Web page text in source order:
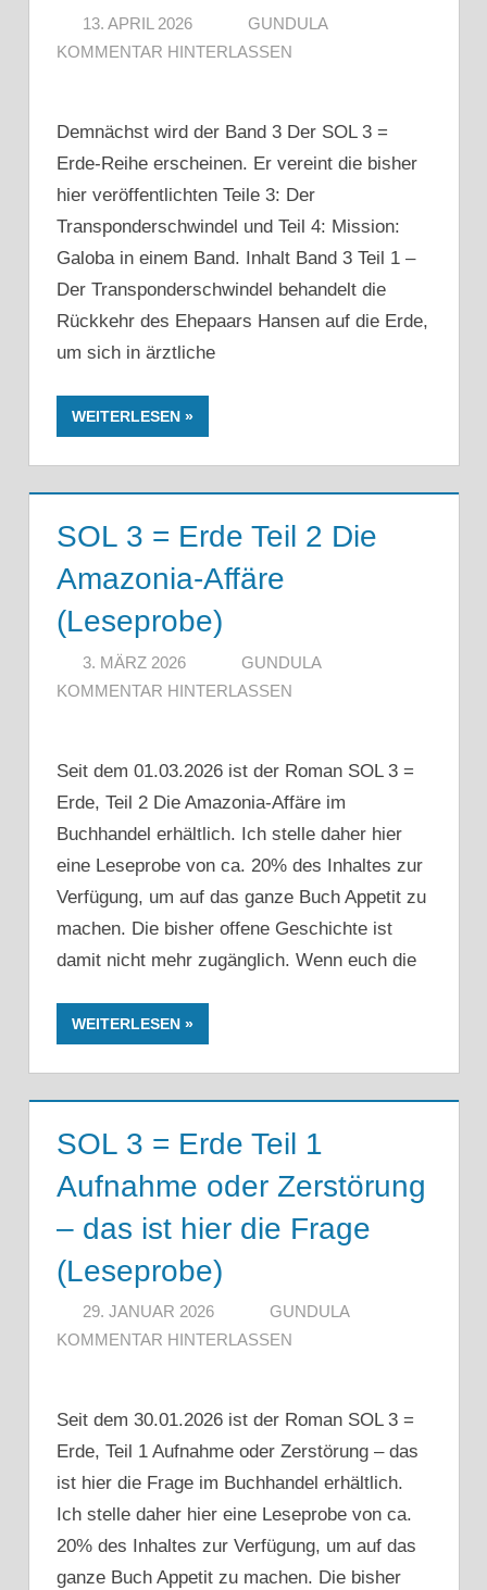
13. APRIL 2026
GUNDULA
KOMMENTAR HINTERLASSEN
Demnächst wird der Band 3 Der SOL 3 =
Erde-Reihe erscheinen. Er vereint die bisher
hier veröffentlichten Teile 3: Der
Transponderschwindel und Teil 4: Mission:
Galoba in einem Band. Inhalt Band 3 Teil 1 –
Der Transponderschwindel behandelt die
Rückkehr des Ehepaars Hansen auf die Erde,
um sich in ärztliche
WEITERLESEN
SOL 3 = Erde Teil 2 Die
Amazonia-Affäre
(Leseprobe)
3. MÄRZ 2026
GUNDULA
KOMMENTAR HINTERLASSEN
Seit dem 01.03.2026 ist der Roman SOL 3 =
Erde, Teil 2 Die Amazonia-Affäre im
Buchhandel erhältlich. Ich stelle daher hier
eine Leseprobe von ca. 20% des Inhaltes zur
Verfügung, um auf das ganze Buch Appetit zu
machen. Die bisher offene Geschichte ist
damit nicht mehr zugänglich. Wenn euch die
WEITERLESEN
SOL 3 = Erde Teil 1
Aufnahme oder Zerstörung
– das ist hier die Frage
(Leseprobe)
29. JANUAR 2026
GUNDULA
KOMMENTAR HINTERLASSEN
Seit dem 30.01.2026 ist der Roman SOL 3 =
Erde, Teil 1 Aufnahme oder Zerstörung – das
ist hier die Frage im Buchhandel erhältlich.
Ich stelle daher hier eine Leseprobe von ca.
20% des Inhaltes zur Verfügung, um auf das
ganze Buch Appetit zu machen. Die bisher